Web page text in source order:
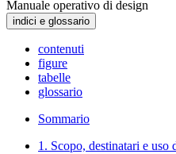
Manuale operativo di design
indici e glossario
contenuti
figure
tabelle
glossario
Sommario
1. Scopo, destinatari e